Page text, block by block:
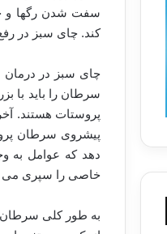
سفت شدن رگها و
کند. چای سبز در
چای سبز در
سرطان را باید با
پروستات هستند.
پیشروی سرطان
دهد که عوامل به
خاصی را سپری می